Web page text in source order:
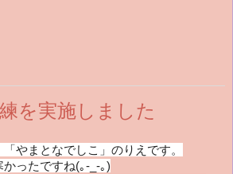
を実施しました
やまとなでしこ」のりえです。
ったですね(｡-_-｡)